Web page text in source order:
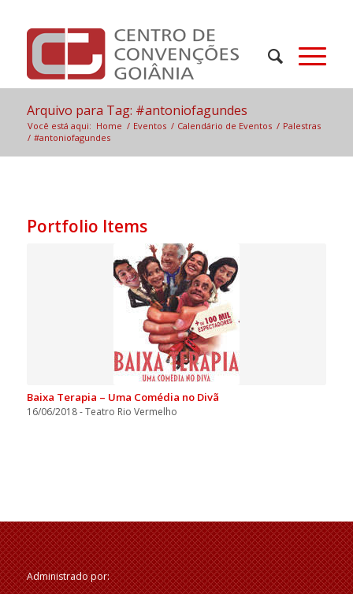
Arquivo para Tag: #antoniofagundes
Você está aqui: Home / Eventos / Calendário de Eventos / Palestras
/ #antoniofagundes
Portfolio Items
Baixa Terapia – Uma Comédia no Divã
16/06/2018 - Teatro Rio Vermelho
Administrado por: